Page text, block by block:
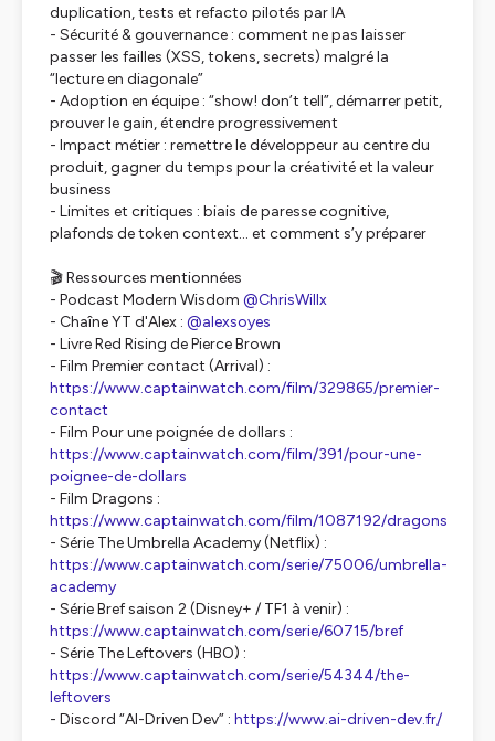
duplication, tests et refacto pilotés par IA
- Sécurité & gouvernance : comment ne pas laisser
passer les failles (XSS, tokens, secrets) malgré la
“lecture en diagonale”
- Adoption en équipe : “show! don’t tell”, démarrer petit,
prouver le gain, étendre progressivement
- Impact métier : remettre le développeur au centre du
produit, gagner du temps pour la créativité et la valeur
business
- Limites et critiques : biais de paresse cognitive,
plafonds de token context… et comment s’y préparer
🎬 Ressources mentionnées
- Podcast Modern Wisdom @ChrisWillx
- Chaîne YT d'Alex : @alexsoyes
- Livre Red Rising de Pierce Brown
- Film Premier contact (Arrival) :
https://www.captainwatch.com/film/329865/premier-
contact
- Film Pour une poignée de dollars :
https://www.captainwatch.com/film/391/pour-une-
poignee-de-dollars
- Film Dragons :
https://www.captainwatch.com/film/1087192/dragons
- Série The Umbrella Academy (Netflix) :
https://www.captainwatch.com/serie/75006/umbrella-
academy
- Série Bref saison 2 (Disney+ / TF1 à venir) :
https://www.captainwatch.com/serie/60715/bref
- Série The Leftovers (HBO) :
https://www.captainwatch.com/serie/54344/the-
leftovers
- Discord “AI-Driven Dev” : https://www.ai-driven-dev.fr/